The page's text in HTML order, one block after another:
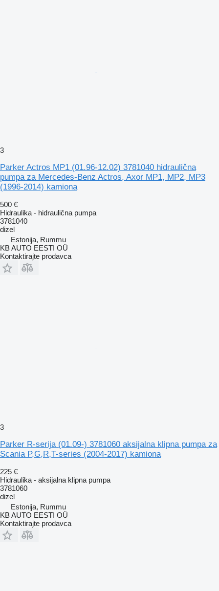
3
Parker Actros MP1 (01.96-12.02) 3781040 hidraulična
pumpa za Mercedes-Benz Actros, Axor MP1, MP2, MP3
(1996-2014) kamiona
500 €
Hidraulika - hidraulična pumpa
3781040
dizel
Estonija, Rummu
KB AUTO EESTI OÜ
Kontaktirajte prodavca
3
Parker R-serija (01.09-) 3781060 aksijalna klipna pumpa za
Scania P,G,R,T-series (2004-2017) kamiona
225 €
Hidraulika - aksijalna klipna pumpa
3781060
dizel
Estonija, Rummu
KB AUTO EESTI OÜ
Kontaktirajte prodavca